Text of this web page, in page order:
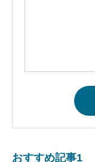
おすすめ記事1